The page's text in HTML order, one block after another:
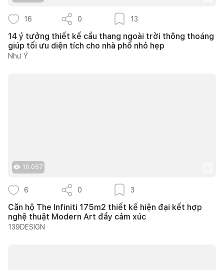
16 0 13
14 ý tưởng thiết kế cầu thang ngoài trời thông thoáng
giúp tối ưu diện tích cho nhà phố nhỏ hẹp
Như Ý
10.057
6 0 3
Căn hộ The Infiniti 175m2 thiết kế hiện đại kết hợp
nghệ thuật Modern Art đầy cảm xúc
139DESIGN